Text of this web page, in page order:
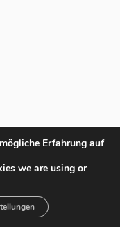
By JadeVillas S.L. ·
Erfahrung auf
we are using or